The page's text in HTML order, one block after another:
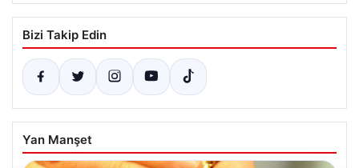
Bizi Takip Edin
Yan Manşet